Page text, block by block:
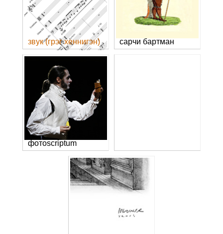
фотоscriptum
звук (грэг хеннигэн) сарчи бартман